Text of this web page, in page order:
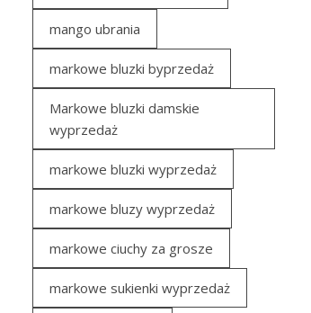
mango ubrania
markowe bluzki byprzedaż
Markowe bluzki damskie
wyprzedaż
markowe bluzki wyprzedaż
markowe bluzy wyprzedaż
markowe ciuchy za grosze
markowe sukienki wyprzedaż